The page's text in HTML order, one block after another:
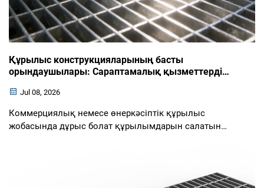
Құрылыс конструкцияларының басты
орындаушылары: Сараптамалық қызметтерді
Jul 08, 2026
Коммерциялық немесе өнеркәсіптік құрылыс
жобасында дұрыс болат құрылымдарын салатын